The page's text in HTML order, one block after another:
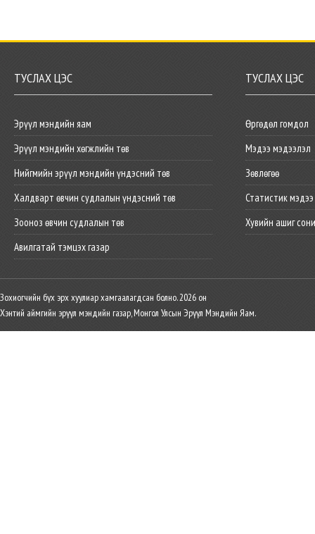
ТУСЛАХ ЦЭС
Эрүүл мэндийн яам
Эрүүл мэндийн хөгжлийн төв
Нийгмийн эрүүл мэндийн үндэсний төв
Халдварт өвчин судлалын үндэсний төв
Зооноз өвчин судлалын төв
Авилгатай тэмцэх газар
ТУСЛАХ ЦЭС
Өргөдөл гомдол
Мэдээ мэдээлэл
Зөвлөгөө
Статистик мэдээ
Хувийн ашиг
Зохиогчийн бүх эрх хуулиар хамгаалагдсан болно. 2026 он
Хэнтий аймгийн эрүүл мэндийн газар, Монгол Улсын Эрүүл Мэндийн Яам.